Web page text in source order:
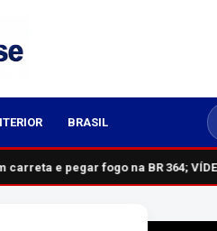
BRASIL
e pegar fogo na BR 364; VÍDEO